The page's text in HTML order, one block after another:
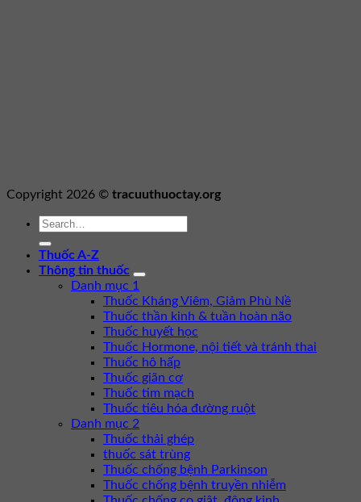
Copyright 2026 © tracuuthuoctay.org
Thuốc A-Z
Thông tin thuốc
Danh mục 1
Thuốc Kháng Viêm, Giảm Phù Nề
Thuốc thần kinh & tuần hoàn não
Thuốc huyết học
Thuốc Hormone, nội tiết và tránh thai
Thuốc hô hấp
Thuốc giãn cơ
Thuốc tim mạch
Thuốc tiêu hóa đường ruột
Danh mục 2
Thuốc thải ghép
thuốc sát trùng
Thuốc chống bệnh Parkinson
Thuốc chống bệnh truyền nhiễm